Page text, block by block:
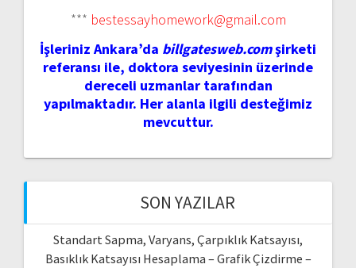
*** bestessayhomework@gmail.com
İşleriniz Ankara’da billgatesweb.comşirketi
referansı ile, doktora seviyesinin üzerinde
dereceli uzmanlar tarafından
yapılmaktadır. Her alanla ilgili desteğimiz
mevcuttur.
SON YAZILAR
Standart Sapma, Varyans, Çarpıklık Katsayısı,
Basıklık Katsayısı Hesaplama – Grafik Çizdirme –